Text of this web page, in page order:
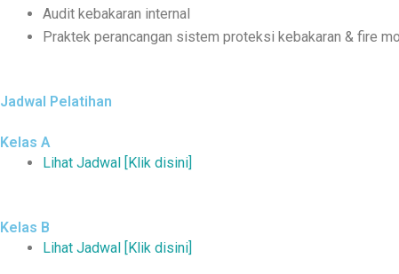
Audit kebakaran internal
Praktek perancangan sistem proteksi kebakaran & fire
Jadwal Pelatihan
Kelas A
Lihat Jadwal [Klik disini]
Kelas B
Lihat Jadwal [Klik disini]